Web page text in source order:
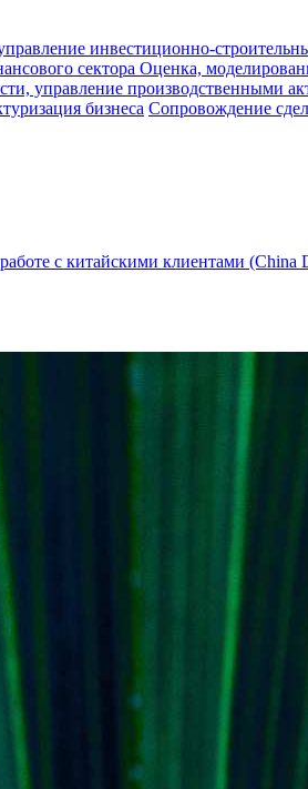
инвестиционно-
сектора Оценка,
управление производственными
бизнеса Сопровождение
с китайскими клиентами (China